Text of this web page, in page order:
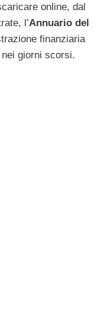
online, dal
l’Annuario del
finanziaria
nei giorni scorsi.